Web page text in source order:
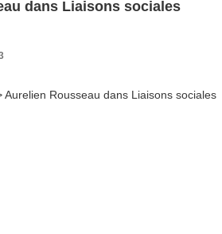
dans Liaisons sociales